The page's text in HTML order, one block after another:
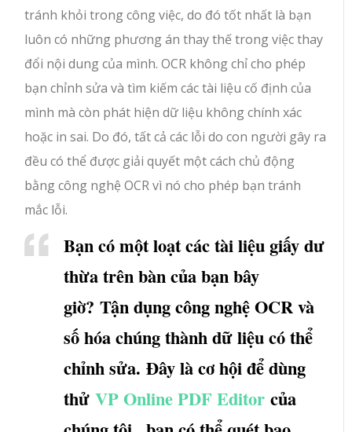
tránh khỏi trong công việc, do đó tốt nhất là bạn
luôn có những phương án thay thế trong việc thay
đổi nội dung của mình. OCR không chỉ cho phép
bạn chỉnh sửa và tìm kiếm các tài liệu cố định của
mình mà còn phát hiện dữ liệu không chính xác
hoặc in sai. Do đó, tất cả các lỗi do con người gây ra
đều có thể được giải quyết một cách chủ động
bằng công nghệ OCR vì nó cho phép bạn tránh
mắc lỗi.
Bạn có một loạt các tài liệu giấy dư
thừa trên bàn của bạn bây
giờ? Tận dụng công nghệ OCR và
số hóa chúng thành dữ liệu có thể
chỉnh sửa. Đây là cơ hội để dùng
thửVP Online PDF Editor của